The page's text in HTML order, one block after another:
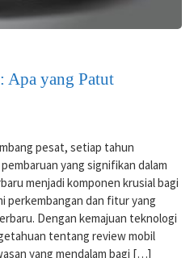
Apa yang Patut
pesat, setiap tahun
yang signifikan dalam
menjadi komponen krusial bagi
perkembangan dan fitur yang
Dengan kemajuan teknologi
tentang review mobil
yang mendalam bagi […]